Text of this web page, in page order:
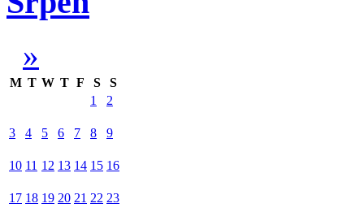
»
M T W T F S
S
1
2
3 4 5 6 7 8 9
10 11 12 13 14 15 16
17 18 19 20 21 22 23